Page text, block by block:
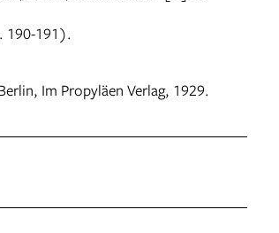
190-191).
Im Propyläen Verlag, 1929.